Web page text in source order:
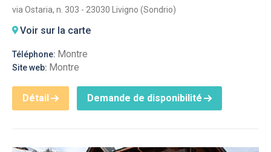
via Ostaria, n. 303 - 23030 Livigno (Sondrio)
Voir sur la carte
Téléphone: Montre
Site web: Montre
Détail Demande de disponibilité